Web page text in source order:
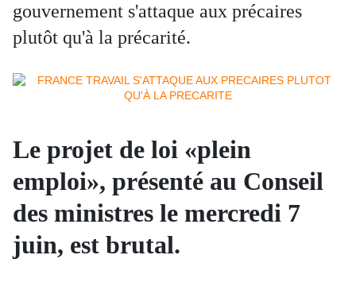
gouvernement s'attaque aux précaires
plutôt qu'à la précarité.
Le projet de loi «plein
emploi», présenté au Conseil
des ministres le mercredi 7
juin, est brutal.